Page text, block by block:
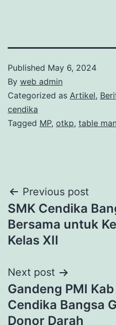
Published May 6, 2024
By web admin
Categorized as Artikel,
cendika
Tagged MP, otkp, table
Post
navigation
Previous post
SMK Cendika
Bersama untuk
Kelas XII
Next post
Gandeng PMI
Cendika Bangsa
Donor Darah